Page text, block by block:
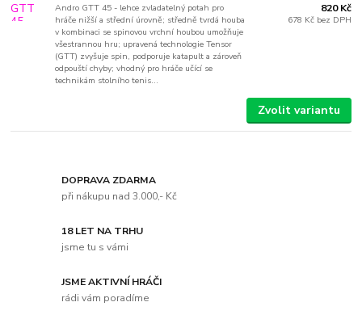
Andro GTT 45 - lehce zvladatelný potah pro
hráče nižší a střední úrovně; středně tvrdá houba
v kombinaci se spinovou vrchní houbou umožňuje
všestrannou hru; upravená technologie Tensor
(GTT) zvyšuje spin, podporuje katapult a zároveň
odpouští chyby; vhodný pro hráče učící se
technikám stolního tenis...
820 Kč
678 Kč bez DPH
Zvolit variantu
DOPRAVA ZDARMA
při nákupu nad 3.000,- Kč
18 LET NA TRHU
jsme tu s vámi
JSME AKTIVNÍ HRÁČI
rádi vám poradíme